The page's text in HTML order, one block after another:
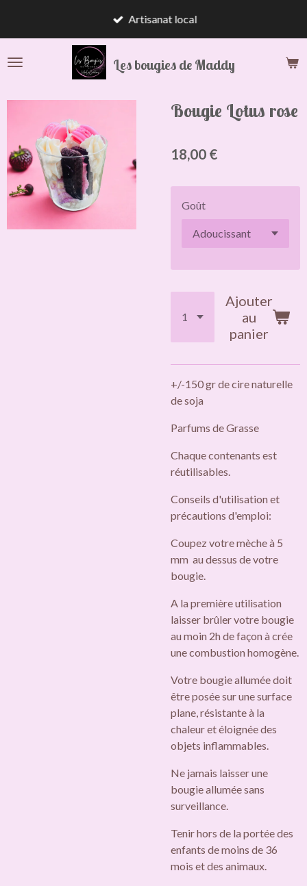
principal
Les bougies de Maddy
Artisanat local
Bougie Lotus rose
18,00 €
Goût
Ajouter
au
panier
+/-150 gr de cire naturelle
de soja
Parfums de Grasse
Chaque contenants est
réutilisables.
Conseils d'utilisation et
précautions d'emploi:
Coupez votre mèche à 5
mm au dessus de votre
bougie.
A la première utilisation
laisser brûler votre bougie
au moin 2h de façon à crée
une combustion homogène.
Votre bougie allumée doit
être posée sur une surface
plane, résistante à la
chaleur et éloignée des
objets inflammables.
Ne jamais laisser une
bougie allumée sans
surveillance.
Tenir hors de la portée des
enfants de moins de 36
mois et des animaux.